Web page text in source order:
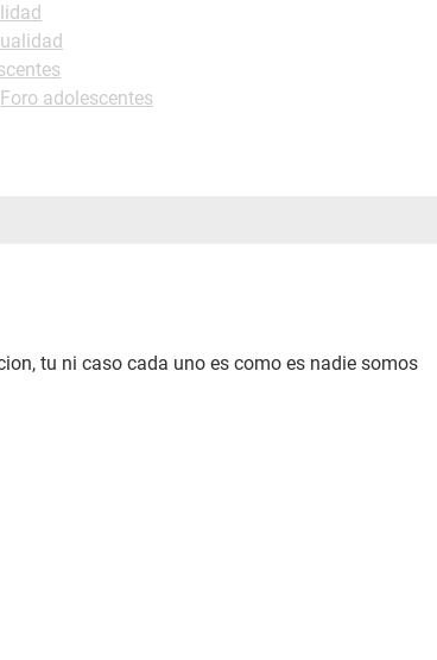
Foro adolescentes
tu ni caso cada uno es como es nadie somos